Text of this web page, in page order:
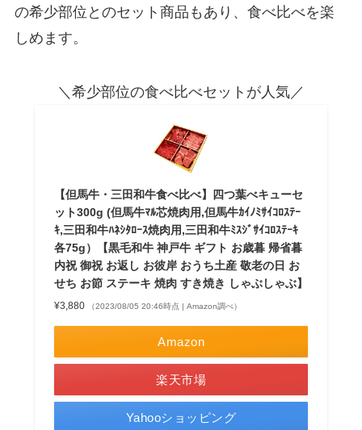
の希少部位とのセット商品もあり、食べ比べを楽
しめます。
＼希少部位の食べ比べセットが人気／
【但馬牛・三田和牛食べ比べ】四つ葉べキューセ
ット300g (但馬牛ﾏﾙ芯焼肉用,但馬牛ｶｲﾉﾐｻｲｺﾛｽﾃｰ
ｷ,三田和牛ﾊﾈｼﾀﾛｰｽ焼肉用,三田和牛ﾐｽｼﾞｻｲｺﾛｽﾃｰｷ
各75g）【黒毛和牛 神戸牛 ギフト お歳暮 帰省暮
内祝 御祝 お返し お彼岸 おうち土産 敬老の日 お
せち お節 ステーキ 焼肉 すき焼き しゃぶしゃぶ】
¥3,880 （2023/08/05 20:46時点 | Amazon調べ）
Amazon
楽天市場
Yahooショッピング